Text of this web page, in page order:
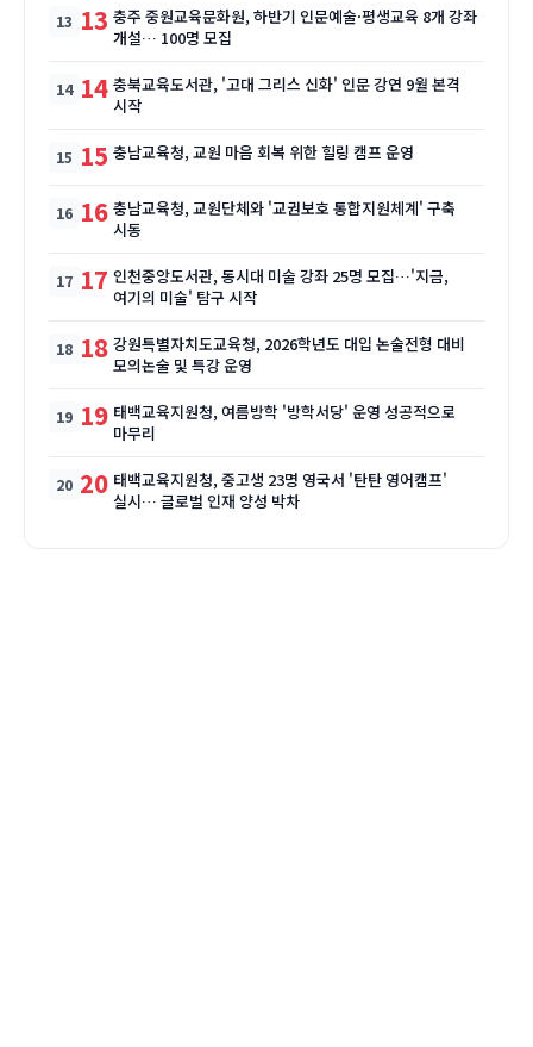
13 충주 중원교육문화원, 하반기 인문예술·평생교육 8개 강좌
개설… 100명 모집
14 충북교육도서관, '고대 그리스 신화' 인문 강연 9월 본격
시작
15 충남교육청, 교원 마음 회복 위한 힐링 캠프 운영
16 충남교육청, 교원단체와 '교권보호 통합지원체계' 구축
시동
17 인천중앙도서관, 동시대 미술 강좌 25명 모집…'지금,
여기의 미술' 탐구 시작
18 강원특별자치도교육청, 2026학년도 대입 논술전형 대비
모의논술 및 특강 운영
19 태백교육지원청, 여름방학 '방학서당' 운영 성공적으로
마무리
20 태백교육지원청, 중고생 23명 영국서 '탄탄 영어캠프'
실시… 글로벌 인재 양성 박차